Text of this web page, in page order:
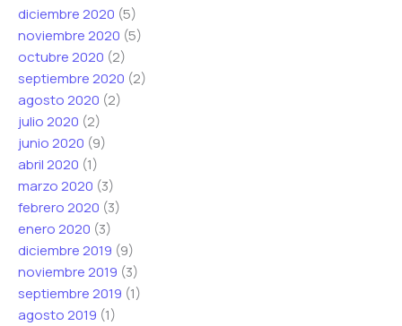
diciembre 2020 (5)
noviembre 2020 (5)
octubre 2020 (2)
septiembre 2020 (2)
agosto 2020 (2)
julio 2020 (2)
junio 2020 (9)
abril 2020 (1)
marzo 2020 (3)
febrero 2020 (3)
enero 2020 (3)
diciembre 2019 (9)
noviembre 2019 (3)
septiembre 2019 (1)
agosto 2019 (1)